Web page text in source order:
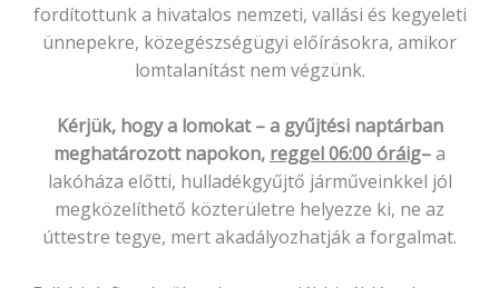
fordítottunk a hivatalos nemzeti, vallási és kegyeleti
ünnepekre, közegészségügyi előírásokra, amikor
lomtalanítást nem végzünk.
Kérjük, hogy a lomokat – a gyűjtési naptárban
meghatározott napokon, reggel 06:00 óráig–a
lakóháza előtti, hulladékgyűjtő járműveinkkel jól
megközelíthető közterületre helyezze ki, ne az
úttestre tegye, mert akadályozhatják a forgalmat.